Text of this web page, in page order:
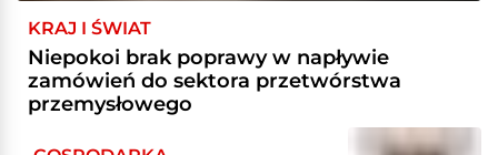
KRAJ I ŚWIAT
Niepokoi brak poprawy w napływie
zamówień do sektora przetwórstwa
przemysłowego